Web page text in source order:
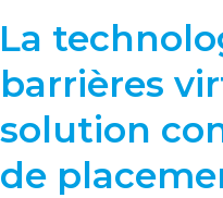
La
barrières
solution
de